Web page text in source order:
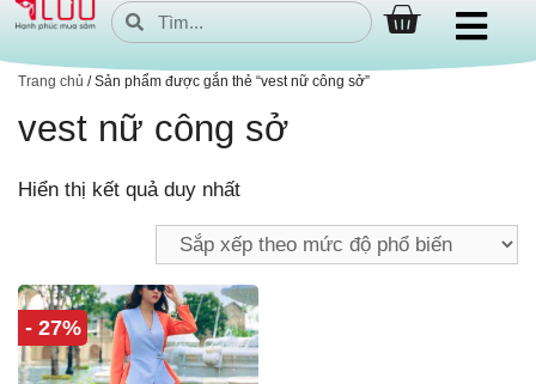
Trang chủ / Sản phẩm được gắn thẻ “vest nữ công sở”
vest nữ công sở
Hiển thị kết quả duy nhất
- 27%